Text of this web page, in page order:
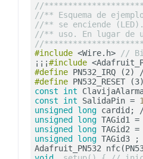
//
//** Esquema de
//** se enciende
//** uso. En lugar de
//
#include <Wire.h>
//
¡¡¡#include
#define PN532_IRQ (2)
#define PN532_RESET
const
int
const
int SalidaPin =
unsigned
long cardid;
unsigned
long TAGid1 =
unsigned
long TAGid2 =
unsigned
long TAGid3
Adafruit_PN532